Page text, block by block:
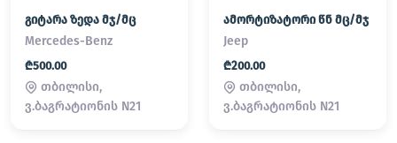
გიტარა ზედა მჯ/მც
Mercedes-Benz
₾500.00
თბილისი,
ვ.ბაგრატიონის N21
ამორტიზატორი წნ მც/მჯ
Jeep
₾200.00
თბილისი,
ვ.ბაგრატიონის N21